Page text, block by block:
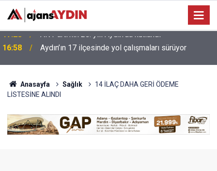
16:58 Aydın’ın 17 ilçesinde yol çalışmaları sürüyor
Anasayfa Sağlık
14 İLAÇ DAHA GERİ ÖDEME
LİSTESİNE ALINDI